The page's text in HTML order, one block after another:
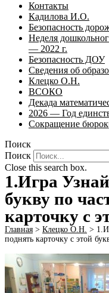
Контакты
Кадилова И.О.
Безопасность
Неделя
— 2022 г.
Безопасность ДОУ
Сведения об
Клецко О.Н.
ВСОКО
Декада
2026 — Год
Сокращение
Поиск
Поиск
Close this search box.
1.Игра
букву по
карточку с
Главная > Клецко О.Н. >
поднять карточку с этой